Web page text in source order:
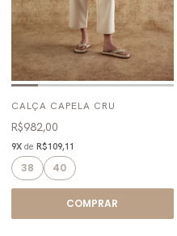
CALÇA CAPELA CRU
R$982,00
9X de R$109,11
38 40
COMPRAR